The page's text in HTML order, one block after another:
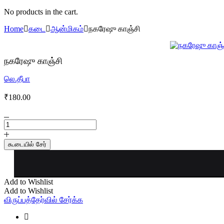
No products in the cart.
Home கடை ஆன்மிகம் நகரேஷு காஞ்சி
நகரேஷு காஞ்சி
லெ.தீபா
₹180.00
நகரேஷு
காஞ்சி
quantity
கூடையில் சேர்
Add to Wishlist
Add to Wishlist
விருப்பத்தேர்வில் சேர்க்க